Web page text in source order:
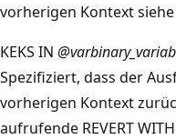
vorherigen Kontext siehe
KEKS IN
Spezifiziert, dass der
vorherigen Kontext
aufrufende REVERT WITH